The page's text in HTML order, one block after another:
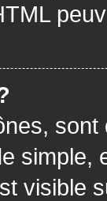
simple,
visible